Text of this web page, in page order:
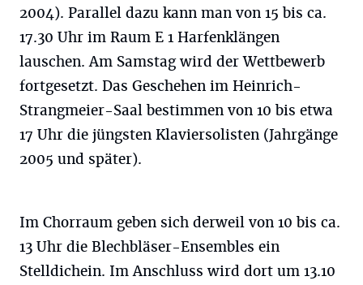
2004). Parallel dazu kann man von 15 bis ca.
17.30 Uhr im Raum E 1 Harfenklängen
lauschen. Am Samstag wird der Wettbewerb
fortgesetzt. Das Geschehen im Heinrich-
Strangmeier-Saal bestimmen von 10 bis etwa
17 Uhr die jüngsten Klaviersolisten (Jahrgänge
2005 und später).
Im Chorraum geben sich derweil von 10 bis ca.
13 Uhr die Blechbläser-Ensembles ein
Stelldichein. Im Anschluss wird dort um 13.10